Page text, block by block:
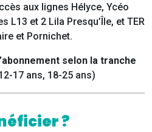
aux lignes Hélyce, Ycéo
L13 et 2 Lila Presqu’Île, et TER
et Pornichet.
selon la tranche
17 ans, 18-25 ans)
?